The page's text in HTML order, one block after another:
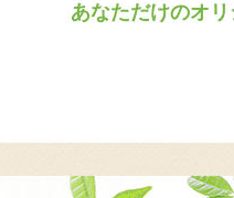
あなただけのオ